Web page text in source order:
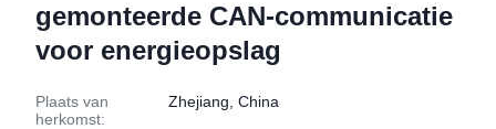
gemonteerde CAN-communicatie
voor energieopslag
Plaats van
herkomst:
Zhejiang, China